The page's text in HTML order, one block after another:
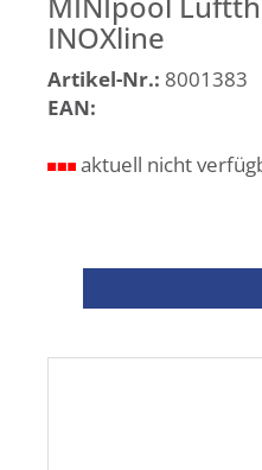
INOXline
Artikel-Nr.: 8001383
EAN:
aktuell nicht